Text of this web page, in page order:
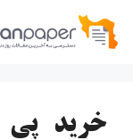
پرش
خرید